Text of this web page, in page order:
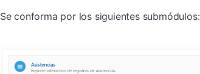
Se conforma por los siguientes submódulos: